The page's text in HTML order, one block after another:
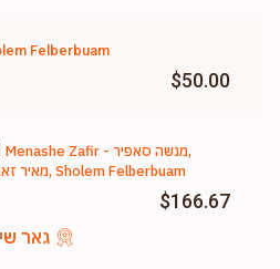
Felberbuam
$50.00
Menashe Zafir - מנשה סאפיר,
Mayer zev Zafir - מאיר זאב סאפיר, Sholem Felberbuam
$166.67
גאר